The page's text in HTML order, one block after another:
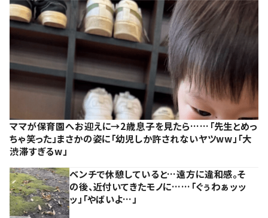
ママが保育園へお迎えに→2歳息子を見たら……「先生とめっ
ちゃ笑った」まさかの姿に「幼児しか許されないヤツww」「大
渋滞すぎるw」
ベンチで休憩していると…遠方に違和感。そ
の後、近付いてきたモノに……「ぐぅわぁッッ
ッ」「やばいよ…」